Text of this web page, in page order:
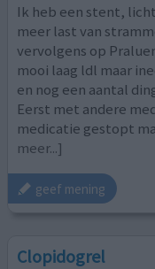
Ik heb een stent,
meer last van
vervolgens op
mooi laag ldl maar
en nog een aantal
Eerst met andere
medicatie gestopt
meer...]
geef mening
Clopidogrel